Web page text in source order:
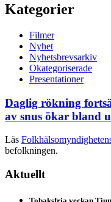
Kategorier
Filmer
Nyhet
Nyhetsbrevsarkiv
Okategoriserade
Presentationer
Daglig rökning
av snus ökar bland
Läs
befolkningen.
Aktuellt